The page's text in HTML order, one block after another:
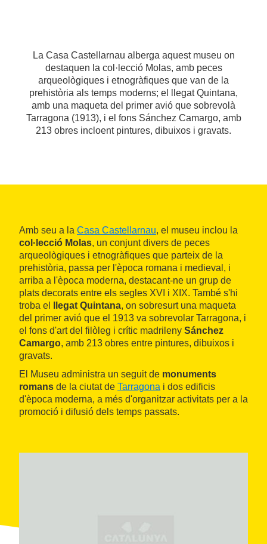
La Casa Castellarnau alberga aquest museu on
destaquen la col·lecció Molas, amb peces
arqueològiques i etnogràfiques que van de la
prehistòria als temps moderns; el llegat Quintana,
amb una maqueta del primer avió que sobrevolà
Tarragona (1913), i el fons Sánchez Camargo, amb
213 obres incloent pintures, dibuixos i gravats.
Amb seu a la Casa Castellarnau, el museu inclou la
col·lecció Molas, un conjunt divers de peces
arqueològiques i etnogràfiques que parteix de la
prehistòria, passa per l'època romana i medieval, i
arriba a l'època moderna, destacant-ne un grup de
plats decorats entre els segles XVI i XIX. També s'hi
troba el
llegat Quintana, on sobresurt una maqueta
del primer avió que el 1913 va sobrevolar Tarragona, i
el fons d'art del filòleg i crític madrileny Sánchez
Camargo, amb 213 obres entre pintures, dibuixos i
gravats.
El Museu administra un seguit de monuments
romans de la ciutat de Tarragona i dos edificis
d'època moderna, a més d'organitzar activitats per a la
promoció i difusió dels temps passats.